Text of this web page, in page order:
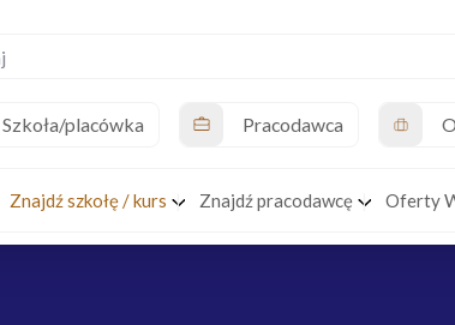
Szkoła/placówka Pracodawca
Znajdź szkołę / kurs Znajdź pracodawcę Oferty